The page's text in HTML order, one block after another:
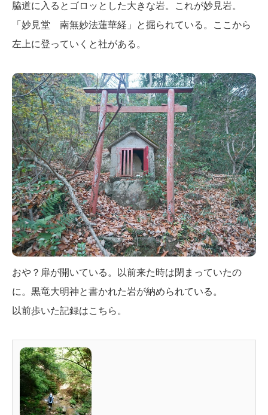
脇道に入るとゴロッとした大きな岩。これが妙見岩。
「妙見堂 南無妙法蓮華経」と掘られている。ここから
左上に登っていくと社がある。
おや？扉が開いている。以前来た時は閉まっていたの
に。黒竜大明神と書かれた岩が納められている。
以前歩いた記録はこちら。